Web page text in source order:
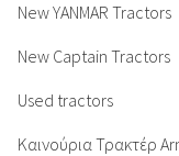
New YANMAR Tractors
New Captain Tractors
Used tractors
Καινούρια Τρακτέρ